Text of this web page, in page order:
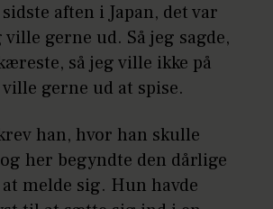
aften i Japan, det var
gerne ud. Så jeg sagde,
så jeg ville ikke på
gerne ud at spise.
han, hvor han skulle
her begyndte den dårlige
melde sig. Hun havde